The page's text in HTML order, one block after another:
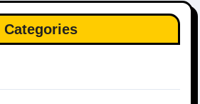
Categories